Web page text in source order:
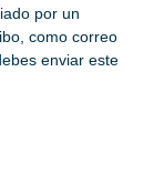
por un
como correo
enviar este